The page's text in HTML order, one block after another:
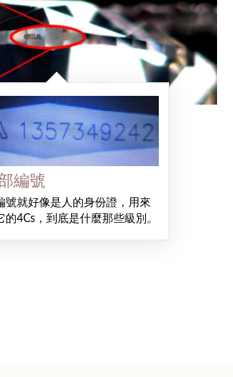
編號
號就好像是人的身份證，用來
的4Cs，到底是什麼那些級別。